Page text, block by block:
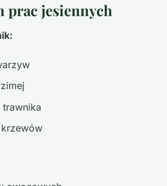
prac jesiennych
trawnika